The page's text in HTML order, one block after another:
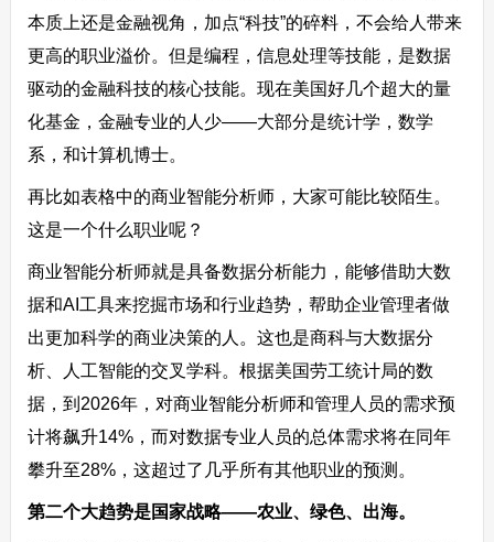
本质上还是金融视角，加点“科技”的碎料，不会给人带来
更高的职业溢价。但是编程，信息处理等技能，是数据
驱动的金融科技的核心技能。现在美国好几个超大的量
化基金，金融专业的人少——大部分是统计学，数学
系，和计算机博士。
再比如表格中的商业智能分析师，大家可能比较陌生。
这是一个什么职业呢？
商业智能分析师就是具备数据分析能力，能够借助大数
据和AI工具来挖掘市场和行业趋势，帮助企业管理者做
出更加科学的商业决策的人。这也是商科与大数据分
析、人工智能的交叉学科。根据美国劳工统计局的数
据，到2026年，对商业智能分析师和管理人员的需求预
计将飙升14%，而对数据专业人员的总体需求将在同年
攀升至28%，这超过了几乎所有其他职业的预测。
第二个大趋势是国家战略——农业、绿色、出海。